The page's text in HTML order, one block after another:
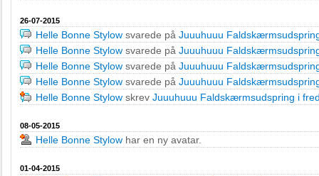
26-07-2015
Helle Bonne Stylow svarede på Juuuhuuu
Helle Bonne Stylow svarede på Juuuhuuu
Helle Bonne Stylow svarede på Juuuhuuu
Helle Bonne Stylow svarede på Juuuhuuu
Helle Bonne Stylow skrev Juuuhuuu Faldskærmsudspring i
08-05-2015
Helle Bonne Stylow har en ny avatar.
01-04-2015